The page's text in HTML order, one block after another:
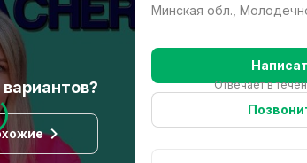
Минская обл.,
Отвечает в